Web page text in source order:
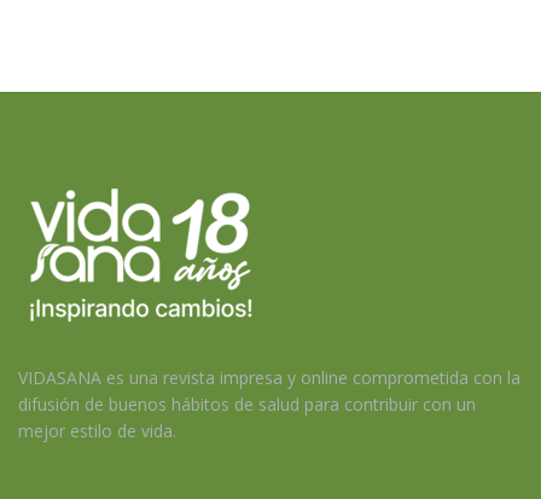
VIDASANA es una revista impresa y online comprometida con la
difusión de buenos hábitos de salud para contribuir con un
mejor estilo de vida.